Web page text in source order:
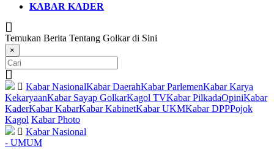
KABAR KADER
Temukan Berita Tentang Golkar di Sini
×
Kabar NasionalKabar DaerahKabar ParlemenKabar Karya
KekaryaanKabar Sayap GolkarKagol TVKabar PilkadaOpiniKabar
KaderKabar KabarKabar KabinetKabar UKMKabar DPPPojok
Kagol Kabar Photo
Kabar Nasional
- UMUM